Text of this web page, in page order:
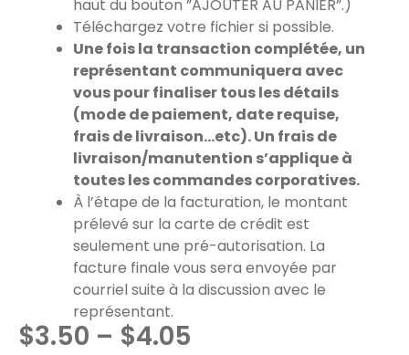
haut du bouton ”AJOUTER AU PANIER”.)
Téléchargez votre fichier si possible.
Une fois la transaction complétée, un
représentant communiquera avec
vous pour finaliser tous les détails
(mode de paiement, date requise,
frais de livraison…etc). Un frais de
livraison/manutention s’applique à
toutes les commandes corporatives.
À l’étape de la facturation, le montant
prélevé sur la carte de crédit est
seulement une pré-autorisation. La
facture finale vous sera envoyée par
courriel suite à la discussion avec le
représentant.
$3.50 – $4.05